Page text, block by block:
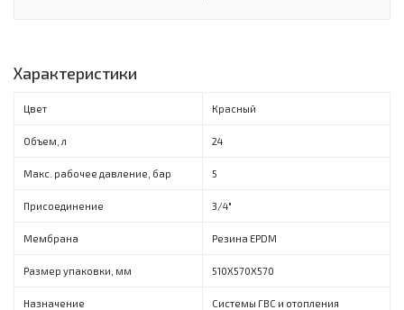
Характеристики
Цвет Красный
Объем, л 24
Макс. рабочее давление, бар 5
Присоединение 3/4"
Мембрана Резина EPDM
Размер упаковки, мм 510X570X570
Назначение Системы ГВС и отопления